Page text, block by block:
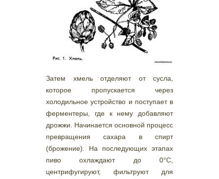
Затем хмель отделяют от сусла,
которое пропускается через
холодильное устройство и поступает в
ферментеры, где к нему добавляют
дрожжи. Начинается основной процесс
превращения сахара в спирт
(брожение). На последующих этапах
пиво охлаждают до 0°С,
центрифугируют, фильтруют для